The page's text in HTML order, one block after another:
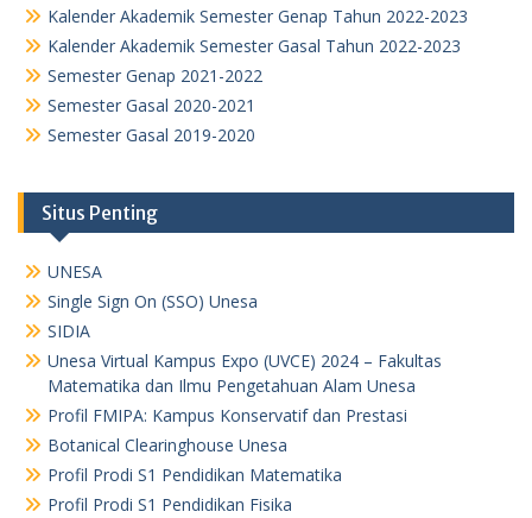
Kalender Akademik Semester Genap Tahun 2022-2023
Kalender Akademik Semester Gasal Tahun 2022-2023
Semester Genap 2021-2022
Semester Gasal 2020-2021
Semester Gasal 2019-2020
Situs Penting
UNESA
Single Sign On (SSO) Unesa
SIDIA
Unesa Virtual Kampus Expo (UVCE) 2024 – Fakultas
Matematika dan Ilmu Pengetahuan Alam Unesa
Profil FMIPA: Kampus Konservatif dan Prestasi
Botanical Clearinghouse Unesa
Profil Prodi S1 Pendidikan Matematika
Profil Prodi S1 Pendidikan Fisika